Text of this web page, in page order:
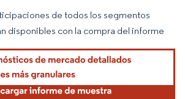
El uso requiere atribución según CC BY 4.0.
de todos los segmentos
disponibles con la compra del informe